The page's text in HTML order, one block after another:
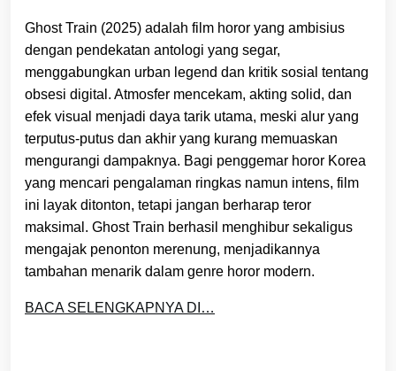
Ghost Train (2025) adalah film horor yang ambisius
dengan pendekatan antologi yang segar,
menggabungkan urban legend dan kritik sosial tentang
obsesi digital. Atmosfer mencekam, akting solid, dan
efek visual menjadi daya tarik utama, meski alur yang
terputus-putus dan akhir yang kurang memuaskan
mengurangi dampaknya. Bagi penggemar horor Korea
yang mencari pengalaman ringkas namun intens, film
ini layak ditonton, tetapi jangan berharap teror
maksimal. Ghost Train berhasil menghibur sekaligus
mengajak penonton merenung, menjadikannya
tambahan menarik dalam genre horor modern.
BACA SELENGKAPNYA DI…